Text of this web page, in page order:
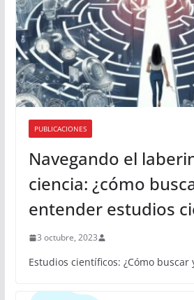
PUBLICACIONES
Navegando el
ciencia: ¿cómo
entender estudios
3 octubre, 2023
Estudios científicos: ¿Cómo